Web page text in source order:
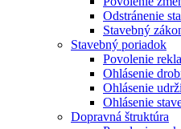
Odstránenie
Stavebný
Stavebný poriadok
Povolenie
Ohlásenie
Ohlásenie
Ohlásenie
Dopravná štruktúra